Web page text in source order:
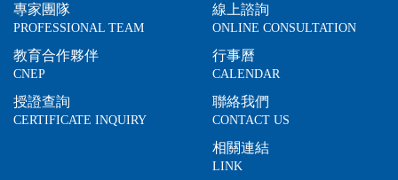
專家團隊
PROFESSIONAL TEAM
教育合作夥伴
CNEP
授證查詢
CERTIFICATE INQUIRY
線上諮詢
ONLINE CONSULTATION
行事曆
CALENDAR
聯絡我們
CONTACT US
相關連結
LINK